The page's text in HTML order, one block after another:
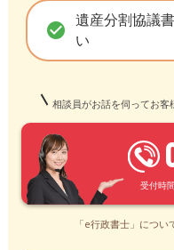
check_circle 遺産分割協議
い
相談員がお話を伺ってお客
受付時
「e行政書士」につ